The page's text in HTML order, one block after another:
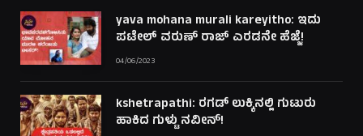
yava mohana murali kareyitho: ಇದು
ಪಟೇಲ್ ವರುಣ್ ರಾಜ್ ಎರಡನೇ ಹೆಜ್ಜೆ!
04/06/2023
kshetrapathi: ರಗಡ್ ಲುಕ್ಕಿನಲ್ಲಿ ಗುಟುರು
ಹಾಕಿದ ಗುಳ್ಟು ನವೀನ್!